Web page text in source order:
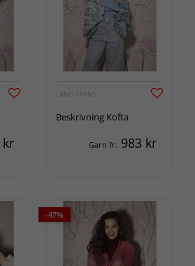
kr
LANG YARNS
Beskrivning Kofta
Garn fr. 983 kr
-47%